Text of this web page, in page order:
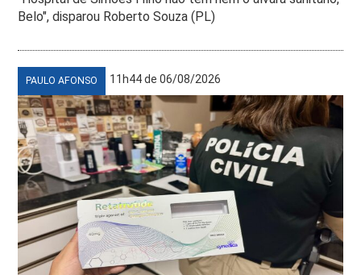
Belo", disparou Roberto Souza (PL)
PAULO AFONSO 11h44 de 06/08/2026